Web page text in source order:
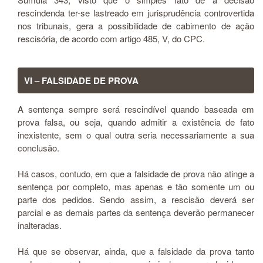
rescindenda ter-se lastreado em jurisprudência controvertida
nos tribunais, gera a possibilidade de cabimento de ação
rescisória, de acordo com artigo 485, V, do CPC.
VI – FALSIDADE DE PROVA
A sentença sempre será rescindível quando baseada em
prova falsa, ou seja, quando admitir a existência de fato
inexistente, sem o qual outra seria necessariamente a sua
conclusão.
Há casos, contudo, em que a falsidade de prova não atinge a
sentença por completo, mas apenas e tão somente um ou
parte dos pedidos. Sendo assim, a rescisão deverá ser
parcial e as demais partes da sentença deverão permanecer
inalteradas.
Há que se observar, ainda, que a falsidade da prova tanto